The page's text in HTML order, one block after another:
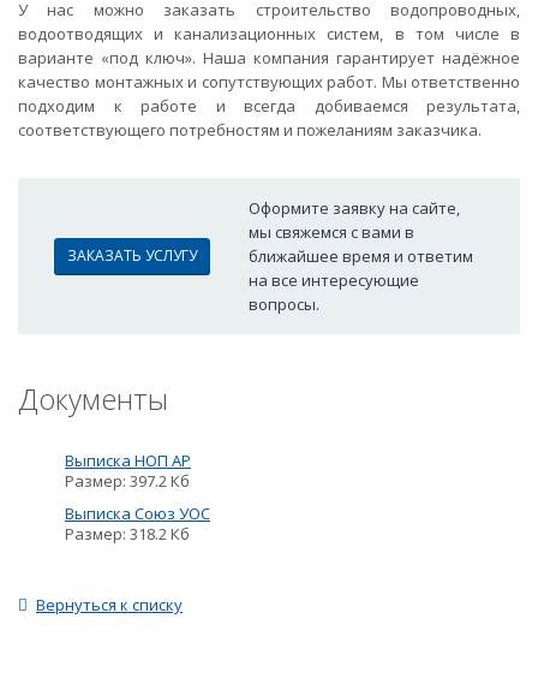
У нас можно заказать строительство водопроводных,
водоотводящих и канализационных систем, в том числе в
варианте «под ключ». Наша компания гарантирует надёжное
качество монтажных и сопутствующих работ. Мы ответственно
подходим к работе и всегда добиваемся результата,
соответствующего потребностям и пожеланиям заказчика.
ЗАКАЗАТЬ УСЛУГУ
Оформите заявку на сайте,
мы свяжемся с вами в
ближайшее время и ответим
на все интересующие
вопросы.
Документы
Выписка НОП АР
Размер: 397.2 Кб
Выписка Союз УОС
Размер: 318.2 Кб
Вернуться к списку